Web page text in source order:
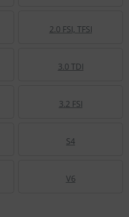
2.0 FSI, TFSI
3.0 TDI
3.2 FSI
S4
V6